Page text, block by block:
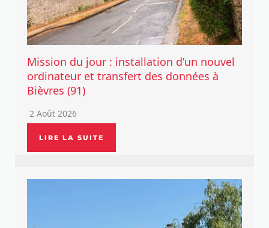
Mission du jour : installation d’un nouvel
ordinateur et transfert des données à
Bièvres (91)
2 Août 2026
LIRE LA SUITE